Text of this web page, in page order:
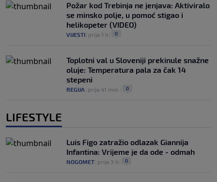
Požar kod Trebinja ne jenjava: Aktiviralo
se minsko polje, u pomoć stigao i
helikopeter (VIDEO)
VIJESTI prije 1 h 0
Toplotni val u Sloveniji prekinule snažne
oluje: Temperatura pala za čak 14
stepeni
REGIJA prije 41 min. 0
LIFESTYLE
Luis Figo zatražio odlazak Giannija
Infantina: Vrijeme je da ode - odmah
NOGOMET prije 3 h 0